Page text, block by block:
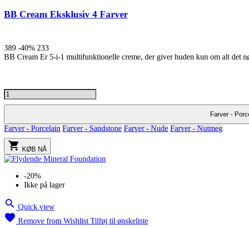
BB Cream Eksklusiv 4 Farver
389 -40% 233
BB Cream Er 5-i-1 multifunktionelle creme, der giver huden kun om alt det
Farver -
Farver - Porcelain Farver - Sandstone Farver - Nude Farver - Nutmeg
 KØB NÅ
-20%
Ikke på lager
 Quick view
 Remove from Wishlist Tilføj til ønskeliste